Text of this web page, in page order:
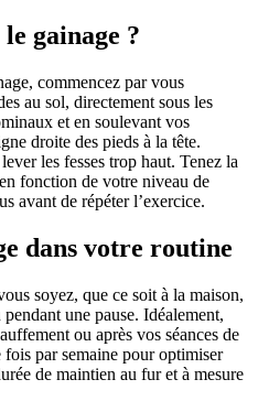
gainage ?
commencez par vous
au sol, directement sous les
et en soulevant vos
droite des pieds à la tête.
les fesses trop haut. Tenez la
fonction de votre niveau de
avant de répéter l’exercice.
dans votre routine
soyez, que ce soit à la maison,
une pause. Idéalement,
ou après vos séances de
par semaine pour optimiser
de maintien au fur et à mesure